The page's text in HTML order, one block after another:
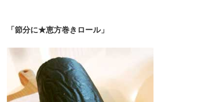
「節分に★恵方巻きロール」